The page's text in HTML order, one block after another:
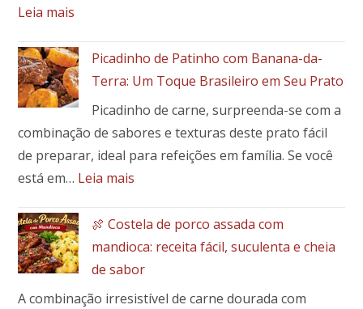
Leia mais
fazer
a
massa
perfeita
para
pães
e
especiais
Picadinho de Patinho com Banana-da-
Terra: Um Toque Brasileiro em Seu Prato
Picadinho de carne, surpreenda-se com a
combinação de sabores e texturas deste prato fácil
de preparar, ideal para refeições em família. Se você
está em… Leia mais
de
com
Banana-
da-
🍖 Costela de porco assada com
mandioca: receita fácil, suculenta e cheia
de sabor
A combinação irresistível de carne dourada com